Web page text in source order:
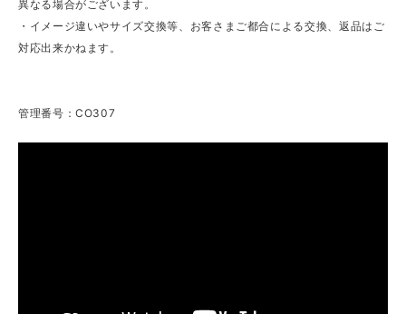
異なる場合がございます。
・イメージ違いやサイズ交換等、お客さまご都合による交換、返品はご
対応出来かねます。
管理番号：CO307